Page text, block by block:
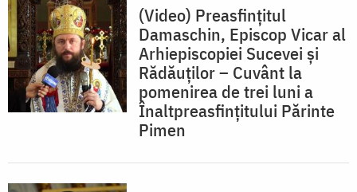
(Video) Preasfințitul
Damaschin, Episcop Vicar al
Arhiepiscopiei Sucevei și
Rădăuților – Cuvânt la
pomenirea de trei luni a
Înaltpreasfințitului Părinte
Pimen